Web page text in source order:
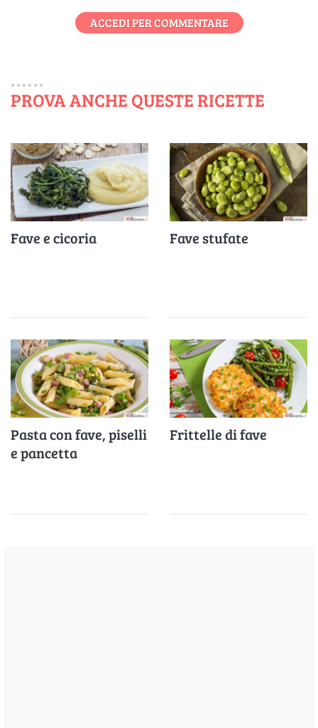
ACCEDI PER COMMENTARE
PROVA ANCHE QUESTE RICETTE
Fave e cicoria Fave stufate
Pasta con fave, piselli
e pancetta
Frittelle di fave